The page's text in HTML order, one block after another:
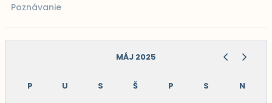
Poznávanie
MÁJ 2025
P U S Š P S N